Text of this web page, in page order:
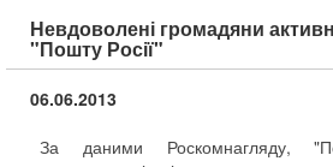
Невдоволені громадяни
"Пошту Росії"
06.06.2013
За даними Роскомнагляду,